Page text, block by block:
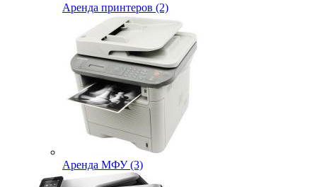
Аренда принтеров (2)
Аренда МФУ (3)